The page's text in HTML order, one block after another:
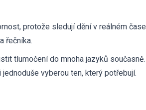
protože sledují dění v reálném
řečníka.
tlumočení do mnoha jazyků
vyberou ten, který potřebují.